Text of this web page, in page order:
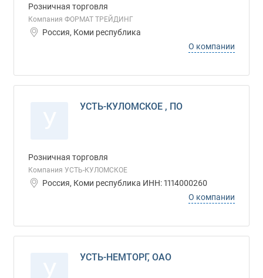
Розничная торговля
Компания ФОРМАТ ТРЕЙДИНГ
Россия, Коми республика
О компании
УСТЬ-КУЛОМСКОЕ , ПО
Розничная торговля
Компания УСТЬ-КУЛОМСКОЕ
Россия, Коми республика ИНН: 1114000260
О компании
УСТЬ-НЕМТОРГ, ОАО